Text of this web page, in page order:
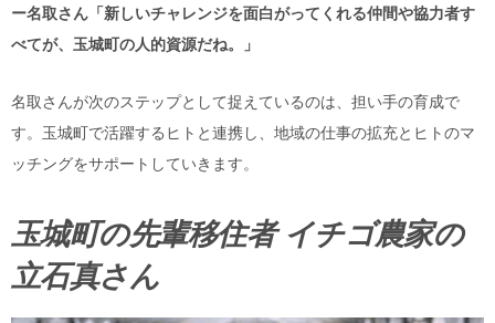
ー名取さん「新しいチャレンジを面白がってくれる仲間や協力者す
べてが、玉城町の人的資源だね。」
名取さんが次のステップとして捉えているのは、担い手の育成で
す。玉城町で活躍するヒトと連携し、地域の仕事の拡充とヒトのマ
ッチングをサポートしていきます。
玉城町の先輩移住者 イチゴ農家の
立石真さん